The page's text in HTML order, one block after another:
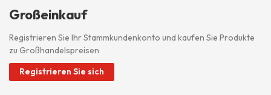
Großeinkauf
Registrieren Sie Ihr Stammkundenkonto und kaufen Sie Produkte
zu Großhandelspreisen
Registrieren Sie sich